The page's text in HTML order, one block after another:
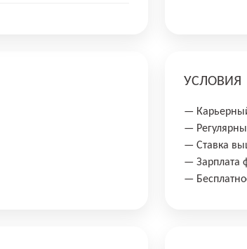
УСЛОВИЯ
—
—
— Ставка
— Зарплата
—